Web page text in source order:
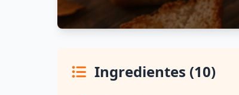
Ingredientes (10)